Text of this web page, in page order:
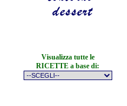
Visualizza tutte le
RICETTE a base di: